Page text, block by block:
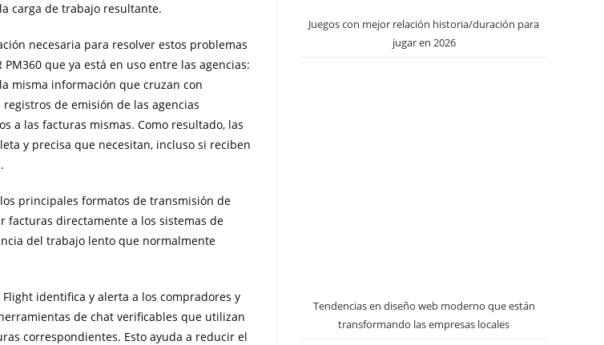
carga de trabajo resultante.
necesaria para resolver estos problemas
que ya está en uso entre las agencias:
misma información que cruzan con
de emisión de las agencias
a las facturas mismas. Como resultado, las
y precisa que necesitan, incluso si reciben
principales formatos de transmisión de
facturas directamente a los sistemas de
del trabajo lento que normalmente
Flight identifica y alerta a los compradores y
de chat verificables que utilizan
correspondientes. Esto ayuda a reducir el
Juegos con mejor relación historia/duración para
jugar en 2026
Tendencias en diseño web moderno que están
transformando las empresas locales